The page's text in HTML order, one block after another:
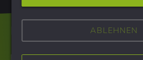
Haben wir Ihr Interesse
ABLEHNEN